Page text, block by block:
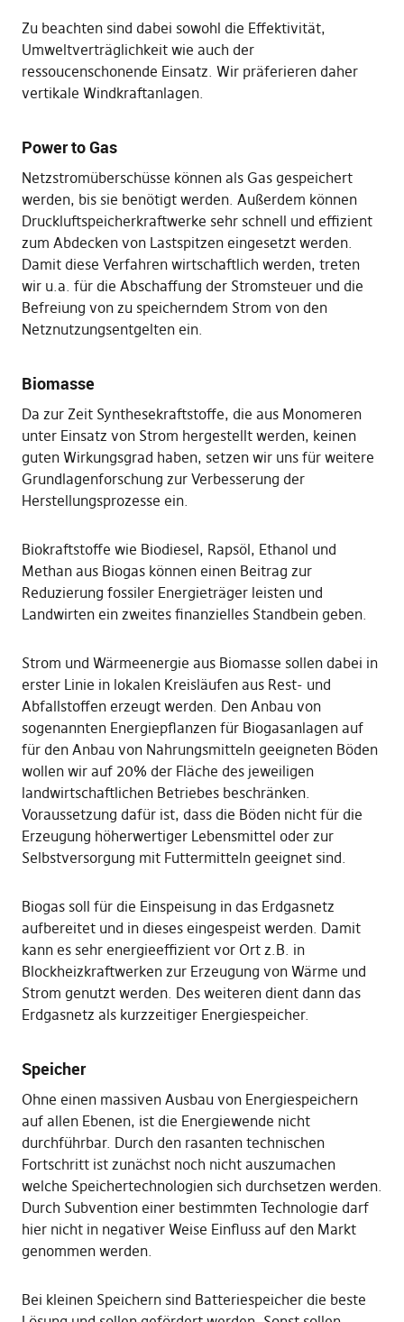
Zu beachten sind dabei sowohl die Effektivität,
Umweltverträglichkeit wie auch der
ressoucenschonende Einsatz. Wir präferieren daher
vertikale Windkraftanlagen.
Power to Gas
Netzstromüberschüsse können als Gas gespeichert
werden, bis sie benötigt werden. Außerdem können
Druckluftspeicherkraftwerke sehr schnell und effizient
zum Abdecken von Lastspitzen eingesetzt werden.
Damit diese Verfahren wirtschaftlich werden, treten
wir u.a. für die Abschaffung der Stromsteuer und die
Befreiung von zu speicherndem Strom von den
Netznutzungsentgelten ein.
Biomasse
Da zur Zeit Synthesekraftstoffe, die aus Monomeren
unter Einsatz von Strom hergestellt werden, keinen
guten Wirkungsgrad haben, setzen wir uns für weitere
Grundlagenforschung zur Verbesserung der
Herstellungsprozesse ein.
Biokraftstoffe wie Biodiesel, Rapsöl, Ethanol und
Methan aus Biogas können einen Beitrag zur
Reduzierung fossiler Energieträger leisten und
Landwirten ein zweites finanzielles Standbein geben.
Strom und Wärmeenergie aus Biomasse sollen dabei in
erster Linie in lokalen Kreisläufen aus Rest- und
Abfallstoffen erzeugt werden. Den Anbau von
sogenannten Energiepflanzen für Biogasanlagen auf
für den Anbau von Nahrungsmitteln geeigneten Böden
wollen wir auf 20% der Fläche des jeweiligen
landwirtschaftlichen Betriebes beschränken.
Voraussetzung dafür ist, dass die Böden nicht für die
Erzeugung höherwertiger Lebensmittel oder zur
Selbstversorgung mit Futtermitteln geeignet sind.
Biogas soll für die Einspeisung in das Erdgasnetz
aufbereitet und in dieses eingespeist werden. Damit
kann es sehr energieeffizient vor Ort z.B. in
Blockheizkraftwerken zur Erzeugung von Wärme und
Strom genutzt werden. Des weiteren dient dann das
Erdgasnetz als kurzzeitiger Energiespeicher.
Speicher
Ohne einen massiven Ausbau von Energiespeichern
auf allen Ebenen, ist die Energiewende nicht
durchführbar. Durch den rasanten technischen
Fortschritt ist zunächst noch nicht auszumachen
welche Speichertechnologien sich durchsetzen werden.
Durch Subvention einer bestimmten Technologie darf
hier nicht in negativer Weise Einfluss auf den Markt
genommen werden.
Bei kleinen Speichern sind Batteriespeicher die beste